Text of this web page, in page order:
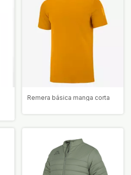
Remera básica manga corta